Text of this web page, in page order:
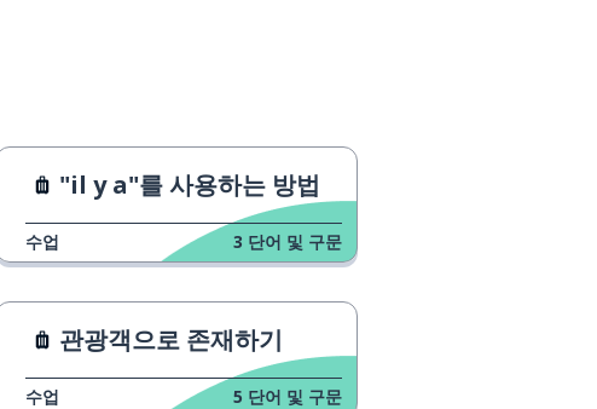
"il y a"를 사용하는 방법
수업 3 단어 및 구문
관광객으로 존재하기
수업 5 단어 및 구문